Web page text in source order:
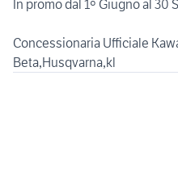
In promo dal 1º Giugno al 30
Concessionaria Ufficiale
Beta,Husqvarna,kl